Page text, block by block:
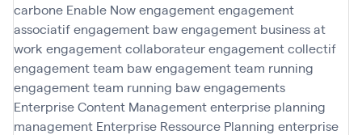
carbone Enable Nowengagementengagement
associatifengagement bawengagement business at
work engagement collaborateurengagement collectif
engagement team bawengagement team running
engagement team running bawengagements
Enterprise Content Managemententerprise planning
management Enterprise Ressource Planning enterprise